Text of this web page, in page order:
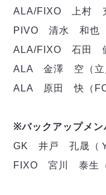
シュライカー大
ボルクバレット
選手の通算記録
マルバ水戸FC
リガーレヴィア葛
Y．S．C．C．
ヴィンセドール
ALA/FIXO 上村 充
PIVO 清水 和也（
ALA/FIXO 石田 健
ALA 金澤 空（立
ALA 原田 快（FC
※バックアップメン
GK 井戸 孔晟（Ｙ
FIXO 宮川 泰生（